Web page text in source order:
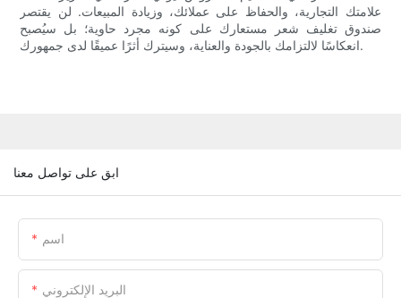
علامتك التجارية، والحفاظ على عملائك، وزيادة المبيعات. لن يقتصر
صندوق تغليف شعر مستعارك على كونه مجرد حاوية؛ بل سيُصبح
انعكاسًا لالتزامك بالجودة والعناية، وسيترك أثرًا عميقًا لدى جمهورك.
ابق على تواصل معنا
اسم
البريد الإلكتروني